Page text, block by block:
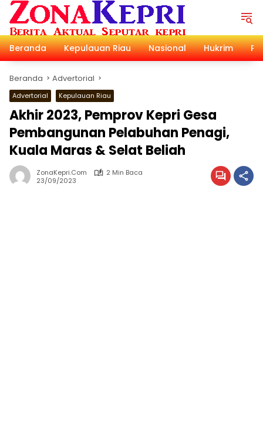
Langsung
konten
Beranda
Kepulauan Riau Nasional Hukrim
Beranda Advertorial
Advertorial Kepulauan Riau
Akhir 2023, Pemprov Kepri Gesa
Pembangunan Pelabuhan Penagi,
Kuala Maras & Selat Beliah
ZonaKepri.com
2 Min Baca
23/09/2023